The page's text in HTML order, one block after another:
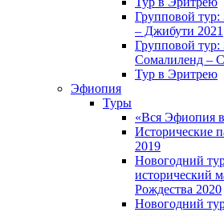
Групповой
– Джибути 2021
Групповой
Сомалиленд –
Тур в Эритрею
Эфиопия
Туры
«Вся Эфиопия
Исторические
2019
Новогодний
исторический
Рождества 2020
Новогодний